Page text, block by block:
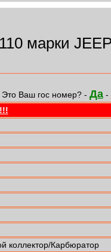
марки
Ваш гос номер? - Да-
коллектор/Карбюратор